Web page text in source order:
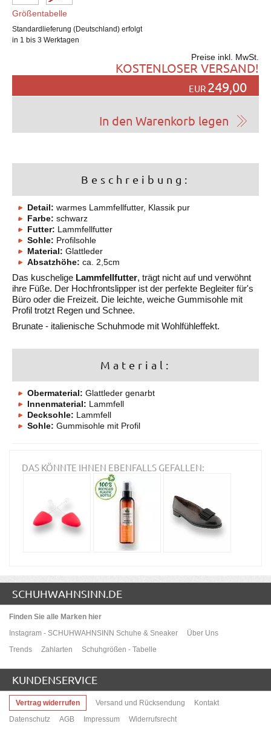
Größentabelle
Standardlieferung (Deutschland) erfolgt
in 1 bis 3 Werktagen
Preise inkl. MwSt.
KOSTENLOSER VERSAND!
EUR 249,00
Beschreibung:
Detail: warmes Lammfellfutter, Klassik pur
Farbe: schwarz
Futter: Lammfellfutter
Sohle: Profilsohle
Material: Glattleder
Absatzhöhe: ca. 2,5cm
Das kuschelige Lammfellfutter, trägt nicht auf und verwöhnt
ihre Füße. Der Hochfrontslipper ist der perfekte Begleiter für's
Büro oder die Freizeit. Die leichte, weiche Gummisohle mit
Profil trotzt Regen und Schnee.
Brunate - italienische Schuhmode mit Wohlfühleffekt.
Material:
Obermaterial: Glattleder genarbt
Innenmaterial: Lammfell
Decksohle: Lammfell
Sohle: Gummisohle mit Profil
DAS KÖNNTE IHNEN EBENFALLS GEFALLEN:
SCHUHWAHNSINN.DE
Finden Sie alle Marken hier
Instagram - SCHUHWAHNSINN Schuhe & Sneaker
Über Uns
Trends
Zahlarten Schuhgrößen - Tabelle
KUNDENSERVICE
Vertrag widerrufen Versand und Rücksendung
Kontakt
Datenschutz
AGB Impressum Widerrufsrecht